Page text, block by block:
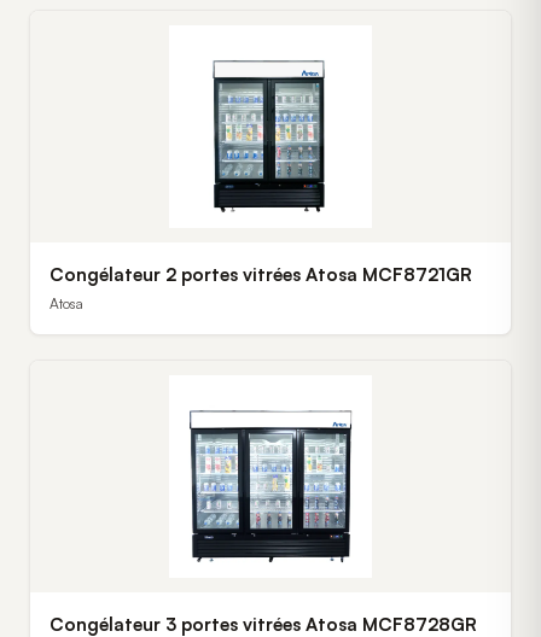
Congélateur 2 portes vitrées Atosa MCF8721GR
Atosa
Congélateur 3 portes vitrées Atosa MCF8728GR